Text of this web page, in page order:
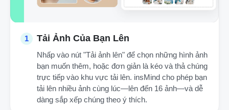
1 Tải Ảnh Của Bạn Lên
Nhấp vào nút "Tải ảnh lên" để chọn những hình ảnh
bạn muốn thêm, hoặc đơn giản là kéo và thả chúng
trực tiếp vào khu vực tải lên. insMind cho phép bạn
tải lên nhiều ảnh cùng lúc—lên đến 16 ảnh—và dễ
dàng sắp xếp chúng theo ý thích.